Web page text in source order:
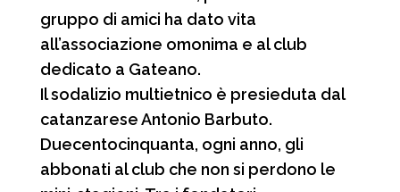
gruppo di amici ha dato vita
all’associazione omonima e al club
dedicato a Gateano.
Il sodalizio multietnico è presieduta dal
catanzarese Antonio Barbuto.
Duecentocinquanta, ogni anno, gli
abbonati al club che non si perdono le